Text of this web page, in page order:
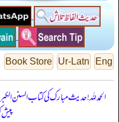
Eng
Ur-Latn
Book Store
الحمدللہ! حدیث مبارک کی کتاب السنن